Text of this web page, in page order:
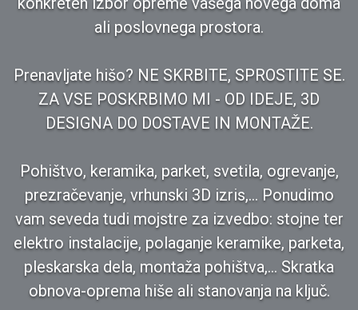
ali poslovnega prostora.
Prenavljate hišo? NE SKRBITE, SPROSTITE SE.
ZA VSE POSKRBIMO MI - OD IDEJE, 3D
DESIGNA DO DOSTAVE IN MONTAŽE.
Pohištvo, keramika, parket, svetila, ogrevanje,
prezračevanje, vrhunski 3D izris,... Ponudimo
vam seveda tudi mojstre za izvedbo: stojne ter
elektro instalacije, polaganje keramike, parketa,
pleskarska dela, montaža pohištva,... Skratka
obnova-oprema hiše ali stanovanja na ključ.